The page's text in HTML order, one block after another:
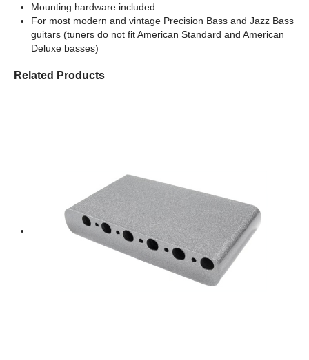
Mounting hardware included
For most modern and vintage Precision Bass and Jazz Bass
guitars (tuners do not fit American Standard and American
Deluxe basses)
Related Products